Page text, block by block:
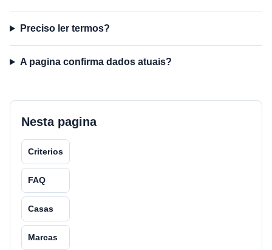
Preciso ler termos?
A pagina confirma dados atuais?
Nesta pagina
Criterios
FAQ
Casas
Marcas